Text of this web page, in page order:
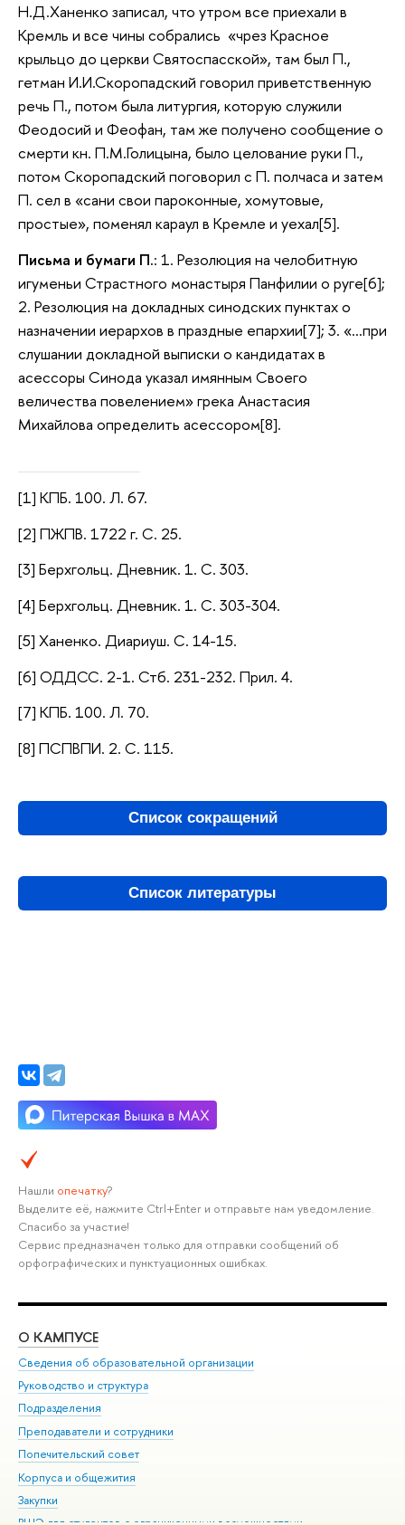
Н.Д.Ханенко записал, что утром все приехали в
Кремль и все чины собрались «чрез Красное
крыльцо до церкви Святоспасской», там был П.,
гетман И.И.Скоропадский говорил приветственную
речь П., потом была литургия, которую служили
Феодосий и Феофан, там же получено сообщение о
смерти кн. П.М.Голицына, было целование руки П.,
потом Скоропадский поговорил с П. полчаса и затем
П. сел в «сани свои пароконные, хомутовые,
простые», поменял караул в Кремле и уехал[5].
Письма и бумаги П.: 1. Резолюция на челобитную
игуменьи Страстного монастыря Панфилии о руге[6];
2. Резолюция на докладных синодских пунктах о
назначении иерархов в праздные епархии[7]; 3. «…при
слушании докладной выписки о кандидатах в
асессоры Синода указал имянным Своего
величества повелением» грека Анастасия
Михайлова определить асессором[8].
[1] КПБ. 100. Л. 67.
[2] ПЖПВ. 1722 г. С. 25.
[3] Берхгольц. Дневник. 1. С. 303.
[4] Берхгольц. Дневник. 1. С. 303-304.
[5] Ханенко. Диариуш. С. 14-15.
[6] ОДДСС. 2-1. Стб. 231-232. Прил. 4.
[7] КПБ. 100. Л. 70.
[8] ПСПВПИ. 2. С. 115.
Список сокращений
Список литературы
Нашли опечатку?
Выделите её, нажмите Ctrl+Enter и отправьте нам уведомление.
Спасибо за участие!
Сервис предназначен только для отправки сообщений об
орфографических и пунктуационных ошибках.
О КАМПУСЕ
Сведения об образовательной организации
Руководство и структура
Подразделения
Преподаватели и сотрудники
Попечительский совет
Корпуса и общежития
Закупки